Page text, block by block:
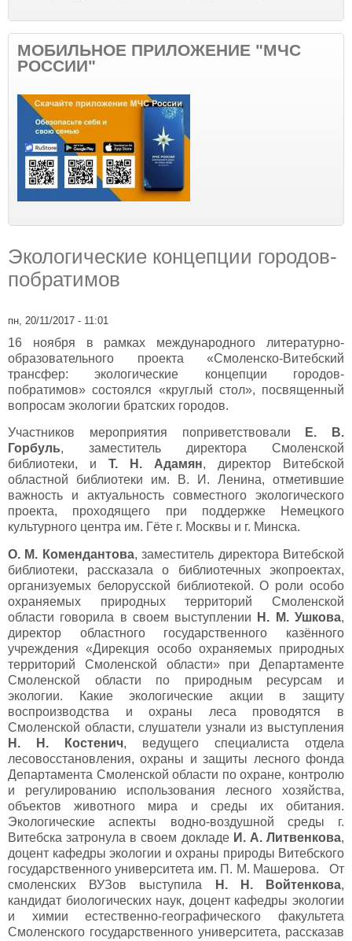
МОБИЛЬНОЕ ПРИЛОЖЕНИЕ "МЧС
РОССИИ"
Экологические концепции городов-
побратимов
пн, 20/11/2017 - 11:01
16 ноября в рамках международного литературно-
образовательного проекта «Смоленско-Витебский
трансфер: экологические концепции городов-
побратимов» состоялся «круглый стол», посвященный
вопросам экологии братских городов.
Участников мероприятия поприветствовали
Е. В.
Горбуль, заместитель директора Смоленской
библиотеки, и Т. Н. Адамян, директор Витебской
областной библиотеки им. В. И. Ленина, отметившие
важность и актуальность совместного экологического
проекта, проходящего при поддержке Немецкого
культурного центра им. Гёте г. Москвы и г. Минска.
О. М. Комендантова, заместитель директора Витебской
библиотеки, рассказала о библиотечных экопроектах,
организуемых белорусской библиотекой. О роли особо
охраняемых природных территорий Смоленской
области говорила в своем выступлении
Н. М. Ушкова,
директор областного государственного казённого
учреждения «Дирекция особо охраняемых природных
территорий Смоленской области» при Департаменте
Смоленской области по природным ресурсам и
экологии. Какие экологические акции в защиту
воспроизводства и охраны леса проводятся в
Смоленской области, слушатели узнали из выступления
Н. Н. Костенич, ведущего специалиста отдела
лесовосстановления, охраны и защиты лесного фонда
Департамента Смоленской области по охране, контролю
и регулированию использования лесного хозяйства,
объектов животного мира и среды их обитания.
Экологические аспекты водно-воздушной среды г.
Витебска затронула в своем докладе И. А. Литвенкова,
доцент кафедры экологии и охраны природы Витебского
государственного университета им. П. М. Машерова. От
смоленских ВУЗов выступила
Н. Н. Войтенкова,
кандидат биологических наук, доцент кафедры экологии
и химии естественно-географического факультета
Смоленского государственного университета, рассказав